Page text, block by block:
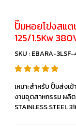
ปั๊มหอยโข่งสแ
125/1.5Kw
SKU : EBARA-
เหมาะสำหรับ ปั้มส่งเ
งานอุตสาหกรรม ผลิต
STAINLESS STEEL